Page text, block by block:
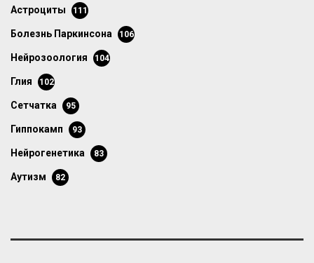
астроциты 111
болезнь Паркинсона 106
нейрозоология 104
глия 102
сетчатка 95
гиппокамп 93
нейрогенетика 83
аутизм 82